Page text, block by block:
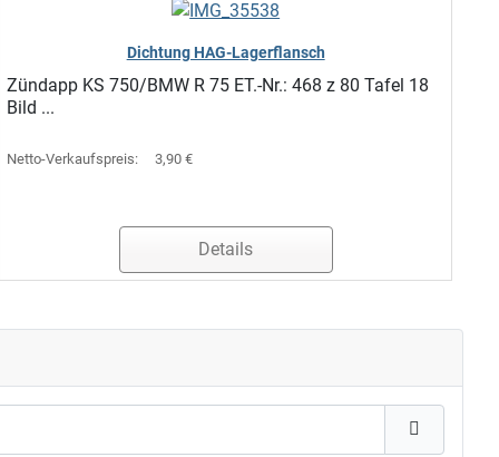
Dichtung HAG-Lagerflansch
Zündapp KS 750/BMW R 75 ET.-Nr.: 468 z 80 Tafel 18
Bild ...
Netto-Verkaufspreis: 3,90 €
Details